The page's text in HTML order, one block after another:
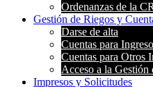
Ordenanzas de la
Gestión de Riegos y
Darse de alta
Cuentas para
Cuentas para Otros
Acceso a la
Impresos y Solicitudes